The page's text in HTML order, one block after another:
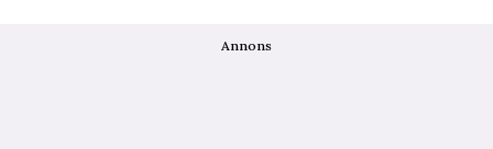
Annons